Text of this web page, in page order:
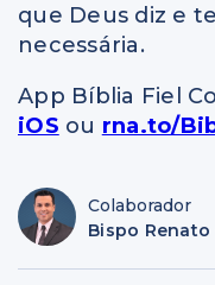
que Deus diz e
necessária.
App Bíblia Fiel
iOS ou rna.to/
Colaborador
Bispo Renato